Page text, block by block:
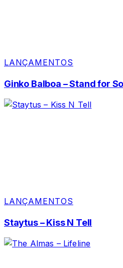
LANÇAMENTOS
Ginko Balboa – Stand for
LANÇAMENTOS
Staytus – Kiss N Tell